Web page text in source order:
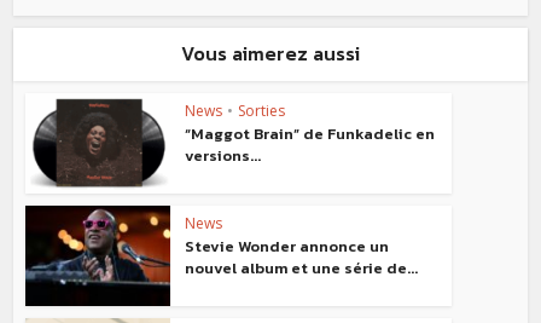
Vous aimerez aussi
News • Sorties
“Maggot Brain” de Funkadelic en
versions...
News
Stevie Wonder annonce un
nouvel album et une série de...